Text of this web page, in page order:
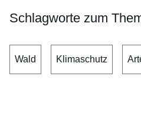
Schlagworte zum
Wald Klimaschutz